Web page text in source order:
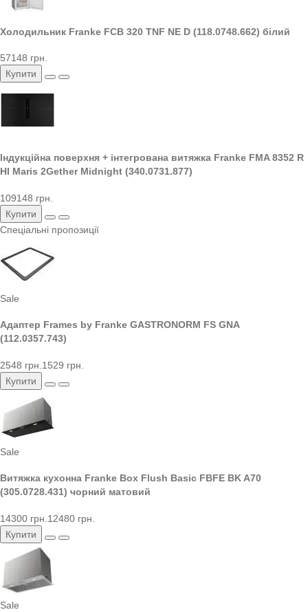
Холодильник Franke FCB 320 TNF NE D (118.0748.662) білий
57148 грн.
Купити
Індукційна поверхня + інтегрована витяжка Franke FMA 8352 R
HI Maris 2Gether Midnight (340.0731.877)
109148 грн.
Купити
Спеціальні пропозиції
Sale
Адаптер Frames by Franke GASTRONORM FS GNA
(112.0357.743)
2548 грн. 1529 грн.
Купити
Sale
Витяжка кухонна Franke Box Flush Basic FBFE BK A70
(305.0728.431) чорний матовий
14300 грн. 12480 грн.
Купити
Sale